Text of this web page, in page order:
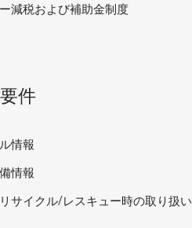
減税および補助金制度
件
情報
情報
サイクル/レスキュー時の取り扱い